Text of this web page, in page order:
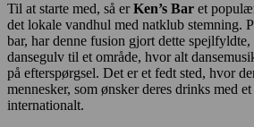
Til at starte med, så erKen’s Bar et
det lokale vandhul med natklub stemning.
bar, har denne fusion gjort dette
dansegulv til et område, hvor alt
på efterspørgsel. Det er et fedt sted, hvor
mennesker, som ønsker deres drinks med
internationalt.